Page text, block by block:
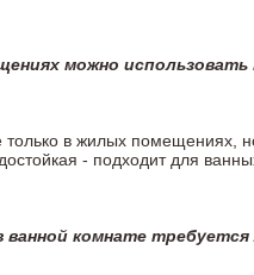
можно
в жилых помещениях,
- подходит для
ванной комнате